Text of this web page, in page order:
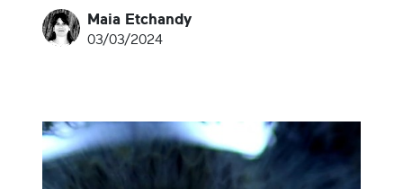
Maia Etchandy
03/03/2024